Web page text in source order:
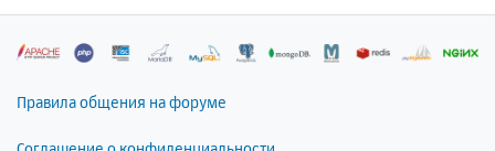
Правила общения на форуме